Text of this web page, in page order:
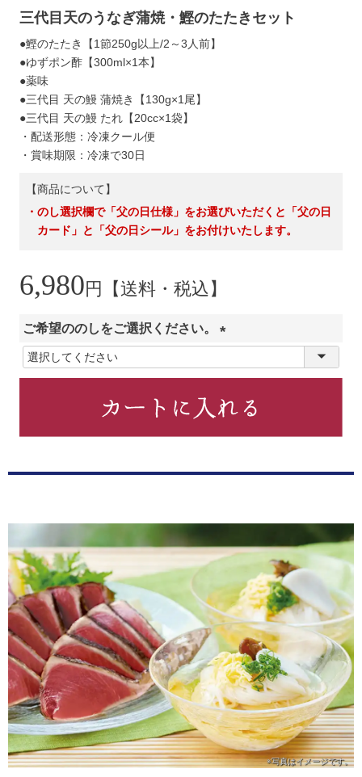
三代目天のうなぎ蒲焼・鰹のたたきセット
●鰹のたたき【1節250g以上/2～3人前】
●ゆずポン酢【300ml×1本】
●薬味
●三代目 天の鰻 蒲焼き【130g×1尾】
●三代目 天の鰻 たれ【20cc×1袋】
・配送形態：冷凍クール便
・賞味期限：冷凍で30日
【商品について】
・のし選択欄で「父の日仕様」をお選びいただくと「父の日
カード」と「父の日シール」をお付けいたします。
6,980 円【送料・税込】
ご希望ののしをご選択ください。
)
※写真はイメージです。